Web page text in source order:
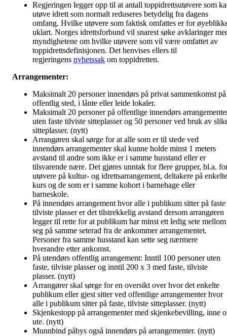
Regjeringen legger opp til at antall toppidrettsutøvere som
utøve idrett som normalt reduseres betydelig fra dagens
omfang. Hvilke utøvere som faktisk omfattes er for
uklart. Norges idrettsforbund vil snarest søke avklaringer
myndighetene om hvilke utøvere som vil være omfattet av
toppidrettsdefinisjonen. Det henvises ellers til
regjeringens nyhetssak om toppidretten.
Arrangementer:
Maksimalt 20 personer innendørs på privat sammenkomst på
offentlig sted, i lånte eller leide lokaler.
Maksimalt 20 personer på offentlige innendørs
uten faste tilviste sitteplasser og 50 personer ved bruk av
sitteplasser. (nytt)
Arrangøren skal sørge for at alle som er til stede ved
innendørs arrangementer skal kunne holde minst 1 meters
avstand til andre som ikke er i samme husstand eller er
tilsvarende nære. Det gjøres unntak for flere grupper, bl.a.
utøvere på kultur- og idrettsarrangement, deltakere på enkelte
kurs og de som er i samme kohort i barnehage eller
barneskole.
På innendørs arrangement hvor alle i publikum sitter på faste
tilviste plasser er det tilstrekkelig avstand dersom arrangøren
legger til rette for at publikum har minst ett ledig sete mellom
seg på samme seterad fra de ankommer arrangementet.
Personer fra samme husstand kan sette seg nærmere
hverandre etter ankomst.
På utendørs offentlig arrangement: Inntil 100 personer uten
faste, tilviste plasser og inntil 200 x 3 med faste, tilviste
plasser. (nytt)
Arrangører skal sørge for en oversikt over hvor det enkelte
publikum eller gjest sitter ved offentlige arrangementer hvor
alle i publikum sitter på faste, tilviste sitteplasser. (nytt)
Skjenkestopp på arrangementer med skjenkebevilling, inne
ute. (nytt)
Munnbind påbys også innendørs på arrangementer. (nytt)